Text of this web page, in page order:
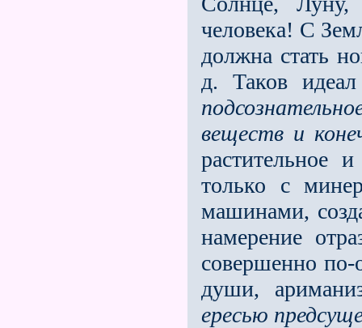
человека! С
должна стать
д. Таков
веществ и
растительное
только с
машинами,
намерение
совершенно по-
души,
ересью